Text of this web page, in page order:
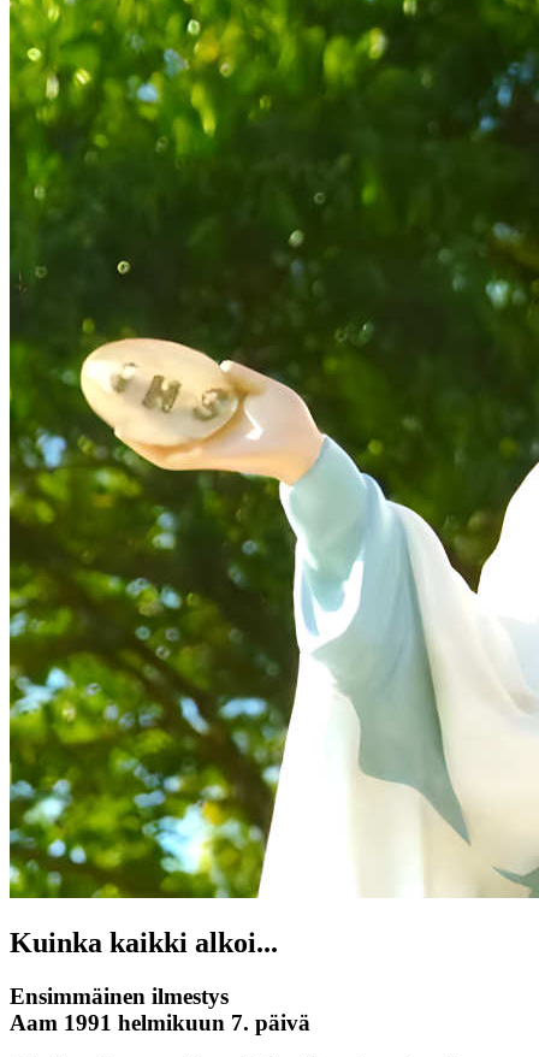
Kuinka kaikki alkoi...
Ensimmäinen ilmestys
Aam 1991 helmikuun 7. päivä